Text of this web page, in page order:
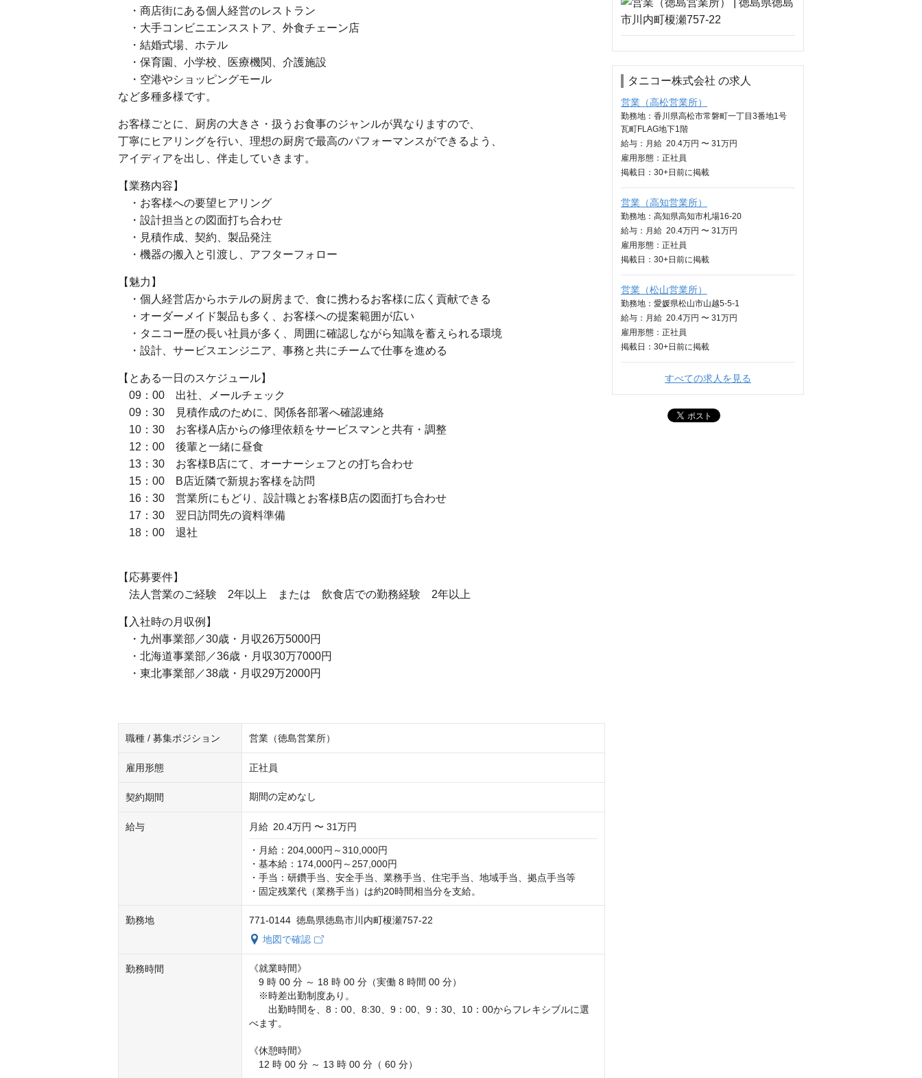
・商店街にある個人経営のレストラン
・大手コンビニエンスストア、外食チェーン店
・結婚式場、ホテル
・保育園、小学校、医療機関、介護施設
・空港やショッピングモール
など多種多様です。
お客様ごとに、厨房の大きさ・扱うお食事のジャンルが異なりますので、
丁寧にヒアリングを行い、理想の厨房で最高のパフォーマンスができるよう、
アイディアを出し、伴走していきます。
【業務内容】
・お客様への要望ヒアリング
・設計担当との図面打ち合わせ
・見積作成、契約、製品発注
・機器の搬入と引渡し、アフターフォロー
【魅力】
・個人経営店からホテルの厨房まで、食に携わるお客様に広く貢献できる
・オーダーメイド製品も多く、お客様への提案範囲が広い
・タニコー歴の長い社員が多く、周囲に確認しながら知識を蓄えられる環境
・設計、サービスエンジニア、事務と共にチームで仕事を進める
【とある一日のスケジュール】
09：00 出社、メールチェック
09：30 見積作成のために、関係各部署へ確認連絡
10：30 お客様A店からの修理依頼をサービスマンと共有・調整
12：00 後輩と一緒に昼食
13：30 お客様B店にて、オーナーシェフとの打ち合わせ
15：00 B店近隣で新規お客様を訪問
16：30 営業所にもどり、設計職とお客様B店の図面打ち合わせ
17：30 翌日訪問先の資料準備
18：00 退社
【応募要件】
法人営業のご経験 2年以上 または 飲食店での勤務経験 2年以上
【入社時の月収例】
・九州事業部／30歳・月収26万5000円
・北海道事業部／36歳・月収30万7000円
・東北事業部／38歳・月収29万2000円
職種 / 募集ポジション 営業（徳島営業所）
雇用形態 正社員
契約期間 期間の定めなし
給与 月給 20.4万円 〜 31万円
・月給：204,000円～310,000円
・基本給：174,000円～257,000円
・手当：研鑽手当、安全手当、業務手当、住宅手当、地域手当、拠点手当等
・固定残業代（業務手当）は約20時間相当分を支給。
勤務地
771-0144 徳島県徳島市川内町榎瀬757-22
地図で確認
勤務時間
《就業時間》
9 時 00 分 ～ 18 時 00 分（実働 8 時間 00 分）
※時差出勤制度あり。
出勤時間を、8：00、8:30、9：00、9：30、10：00からフレキシブルに選
べます。
《休憩時間》
12 時 00 分 ～ 13 時 00 分（ 60 分）
タニコー株式会社 の求人
営業（高松営業所）
勤務地：香川県高松市常磐町一丁目3番地1号
瓦町FLAG地下1階
給与： 月給 20.4万円 〜 31万円
雇用形態：正社員
掲載日： 30+日 前に掲載
営業（高知営業所）
勤務地：高知県高知市札場16-20
給与： 月給 20.4万円 〜 31万円
雇用形態：正社員
掲載日： 30+日 前に掲載
営業（松山営業所）
勤務地：愛媛県松山市山越5-5-1
給与： 月給 20.4万円 〜 31万円
雇用形態：正社員
掲載日： 30+日 前に掲載
すべての求人を見る